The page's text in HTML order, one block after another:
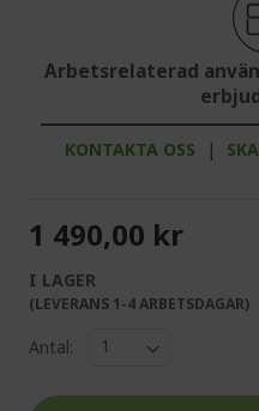
Arbetsrelaterad
KONTAKTA OSS |
1 490,00 kr
I LAGER
(LEVERANS 1-4 ARBETSDAGAR)
Antal: